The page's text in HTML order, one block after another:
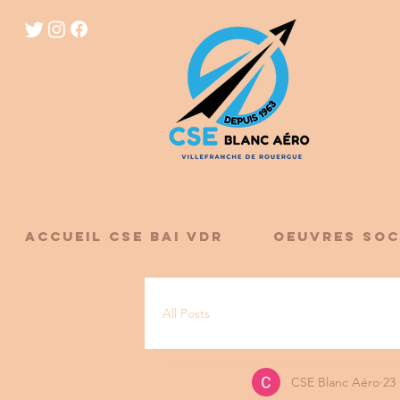
ACCUEIL CSE BAI VDR OEUVRES
All Posts
CSE Blanc Aéro 23